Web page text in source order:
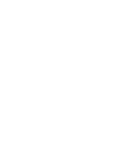
Prophetic
Al-Hasan